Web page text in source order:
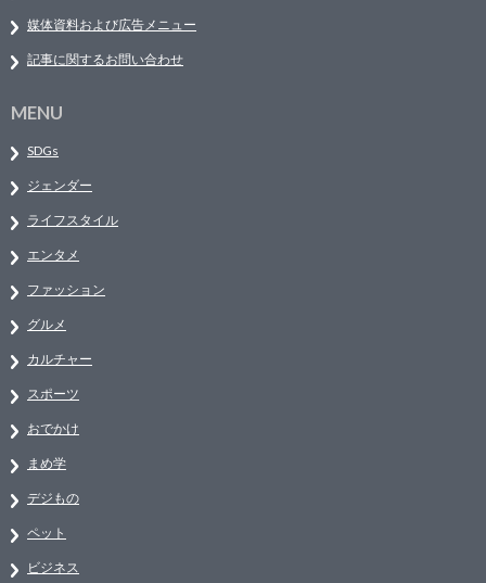
媒体資料および広告メニュー
記事に関するお問い合わせ
MENU
SDGs
ジェンダー
ライフスタイル
エンタメ
ファッション
グルメ
カルチャー
スポーツ
おでかけ
まめ学
デジもの
ペット
ビジネス